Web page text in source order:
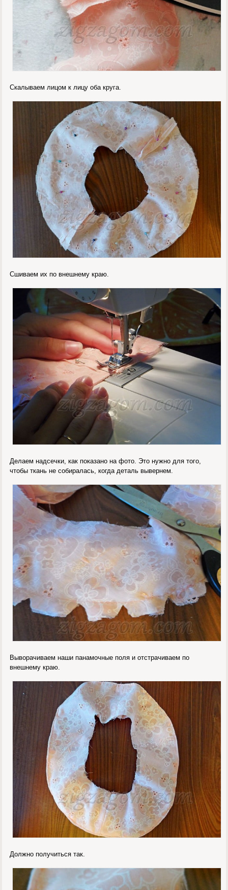
Скалываем лицом к лицу оба круга.
Сшиваем их по внешнему краю.
Делаем надсечки, как показано на фото. Это нужно для того,
чтобы ткань не собиралась, когда деталь вывернем.
Выворачиваем наши панамочные поля и отстрачиваем по
внешнему краю.
Должно получиться так.